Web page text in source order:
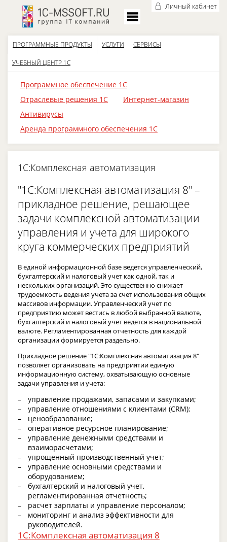
Личный кабинет
ПРОГРАММНЫЕ ПРОДУКТЫ УСЛУГИ СЕРВИСЫ
УЧЕБНЫЙ ЦЕНТР 1С
Программное обеспечение 1С
Отраслевые решения 1С
Интернет-магазин
Антивирусы
Аренда программного обеспечения 1С
1С:Комплексная автоматизация
"1С:Комплексная автоматизация 8" –
прикладное решение, решающее
задачи комплексной автоматизации
управления и учета для широкого
круга коммерческих предприятий
В единой информационной базе ведется управленческий,
бухгалтерский и налоговый учет как одной, так и
нескольких организаций. Это существенно снижает
трудоемкость ведения учета за счет использования общих
массивов информации. Управленческий учет по
предприятию может вестись в любой выбранной валюте,
бухгалтерский и налоговый учет ведется в национальной
валюте. Регламентированная отчетность для каждой
организации формируется раздельно.
Прикладное решение "1С:Комплексная автоматизация 8"
позволяет организовать на предприятии единую
информационную систему, охватывающую основные
задачи управления и учета:
управление продажами, запасами и закупками;
управление отношениями с клиентами (CRM);
ценообразование;
оперативное ресурсное планирование;
управление денежными средствами и
взаиморасчетами;
упрощенный производственный учет;
управление основными средствами и
оборудованием;
бухгалтерский и налоговый учет,
регламентированная отчетность;
расчет зарплаты и управление персоналом;
мониторинг и анализ эффективности для
руководителей.
1С:Комплексная автоматизация 8